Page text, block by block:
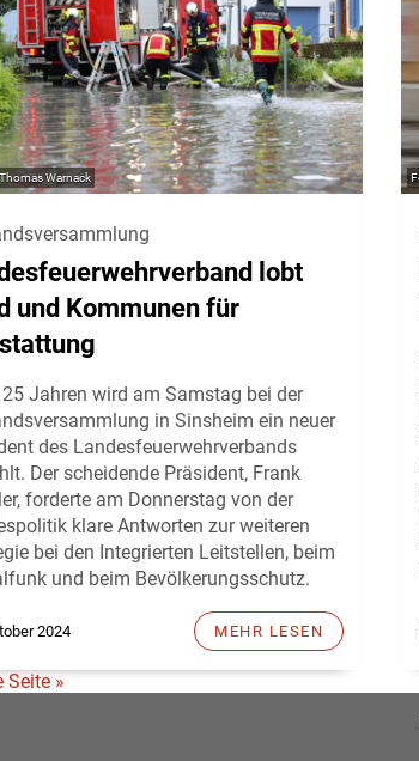
Warnack
lobt
und Kommunen für
Jahren wird am Samstag bei der
in Sinsheim ein neuer
des Landesfeuerwehrverbands
Der scheidende Präsident, Frank
forderte am Donnerstag von der
klare Antworten zur weiteren
bei den Integrierten Leitstellen, beim
und beim Bevölkerungsschutz.
2024 MEHR LESEN
Seite »